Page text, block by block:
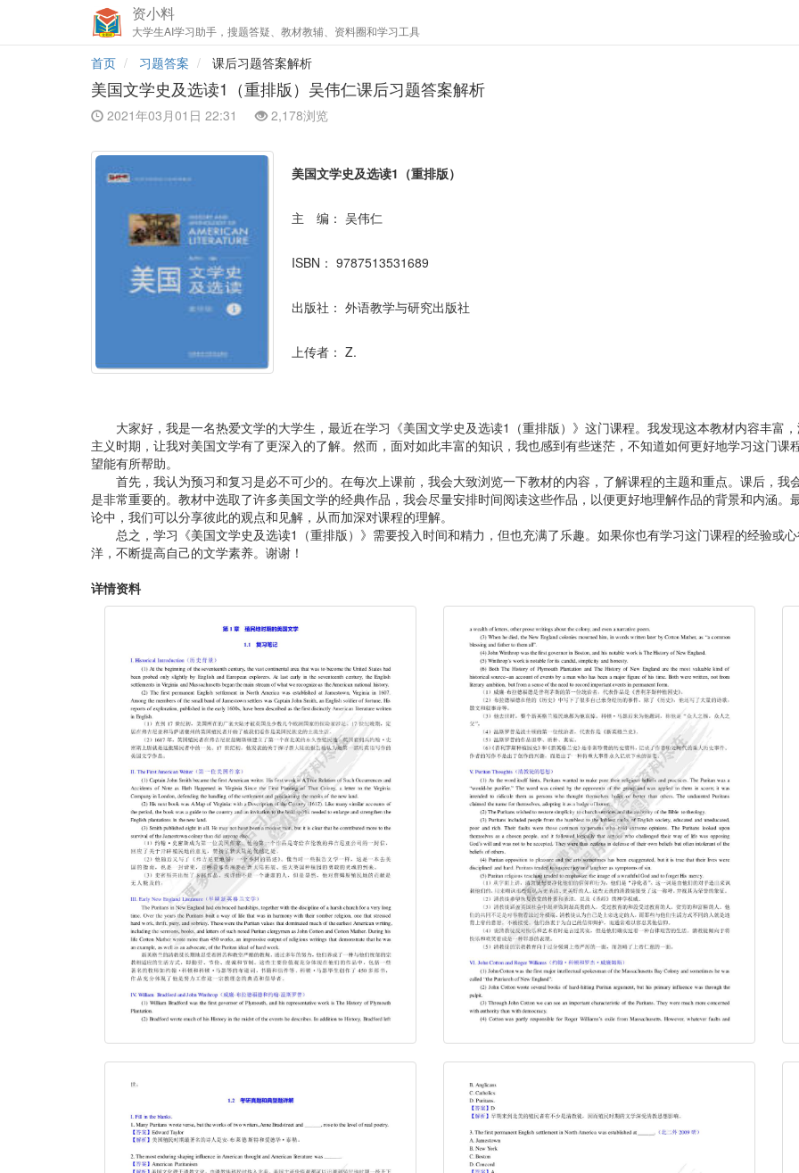
资小料
大学生AI学习助手，搜题答疑、教材教辅、资料圈和学习工具
首页 习题答案 课后习题答案解析
美国文学史及选读1（重排版）吴伟仁课后习题答案解析
2021年03月01日 22:31 2,178浏览
美国文学史及选读1（重排版）
主 编： 吴伟仁
ISBN： 9787513531689
出版社： 外语教学与研究出版社
上传者： Z.
大家好，我是一名热爱文学的大学生，最近在学习《美国文学史及选读1（重排版）》这门课程。我发现这本教材内容丰富
主义时期，让我对美国文学有了更深入的了解。然而，面对如此丰富的知识，我也感到有些迷茫，不知道如何更好地学习这门
望能有所帮助。
首先，我认为预习和复习是必不可少的。在每次上课前，我会大致浏览一下教材的内容，了解课程的主题和重点。课后，
是非常重要的。教材中选取了许多美国文学的经典作品，我会尽量安排时间阅读这些作品，以便更好地理解作品的背景和内涵
论中，我们可以分享彼此的观点和见解，从而加深对课程的理解。
总之，学习《美国文学史及选读1（重排版）》需要投入时间和精力，但也充满了乐趣。如果你也有学习这门课程的经验或
洋，不断提高自己的文学素养。谢谢！
详情资料